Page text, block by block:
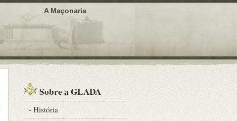
A Maçonaria
Sobre a GLADA
- História